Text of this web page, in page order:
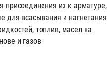
присоединения их к арматуре,
для всасывания и нагнетания
топлив, масел на
и газов